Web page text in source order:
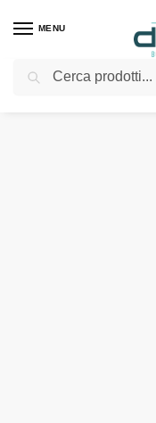
MENU
Home Shop Bomboniere